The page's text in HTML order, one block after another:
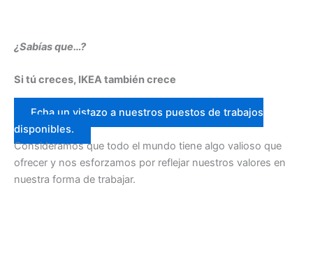
¿Sabías que…?
Si tú creces, IKEA también crece
Echa un vistazo a nuestros puestos de trabajos
disponibles.
Consideramos que todo el mundo tiene algo valioso que
ofrecer y nos esforzamos por reflejar nuestros valores en
nuestra forma de trabajar.